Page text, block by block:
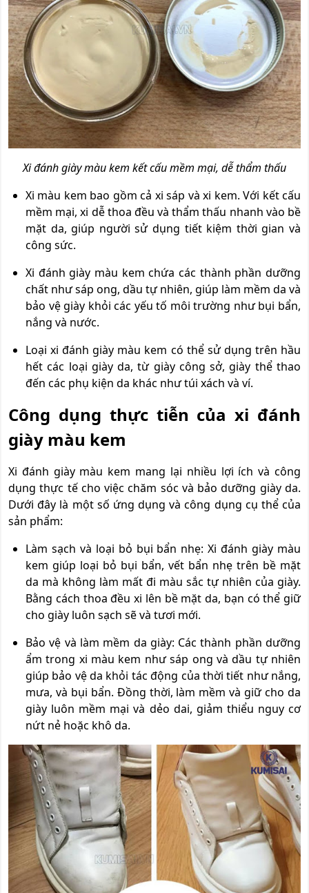
Xi đánh giày màu kem kết cấu mềm mại, dễ thẩm thấu
Xi màu kem bao gồm cả xi sáp và xi kem. Với kết cấu
mềm mại, xi dễ thoa đều và thẩm thấu nhanh vào bề
mặt da, giúp người sử dụng tiết kiệm thời gian và
công sức.
Xi đánh giày màu kem chứa các thành phần dưỡng
chất như sáp ong, dầu tự nhiên, giúp làm mềm da và
bảo vệ giày khỏi các yếu tố môi trường như bụi bẩn,
nắng và nước.
Loại xi đánh giày màu kem có thể sử dụng trên hầu
hết các loại giày da, từ giày công sở, giày thể thao
đến các phụ kiện da khác như túi xách và ví.
Công dụng thực tiễn của xi đánh
giày màu kem
Xi đánh giày màu kem mang lại nhiều lợi ích và công
dụng thực tế cho việc chăm sóc và bảo dưỡng giày da.
Dưới đây là một số ứng dụng và công dụng cụ thể của
sản phẩm:
Làm sạch và loại bỏ bụi bẩn nhẹ: Xi đánh giày màu
kem giúp loại bỏ bụi bẩn, vết bẩn nhẹ trên bề mặt
da mà không làm mất đi màu sắc tự nhiên của giày.
Bằng cách thoa đều xi lên bề mặt da, bạn có thể giữ
cho giày luôn sạch sẽ và tươi mới.
Bảo vệ và làm mềm da giày: Các thành phần dưỡng
ẩm trong xi màu kem như sáp ong và dầu tự nhiên
giúp bảo vệ da khỏi tác động của thời tiết như nắng,
mưa, và bụi bẩn. Đồng thời, làm mềm và giữ cho da
giày luôn mềm mại và dẻo dai, giảm thiểu nguy cơ
nứt nẻ hoặc khô da.